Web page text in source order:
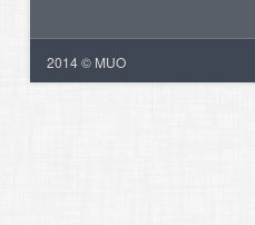
2014 © MUO